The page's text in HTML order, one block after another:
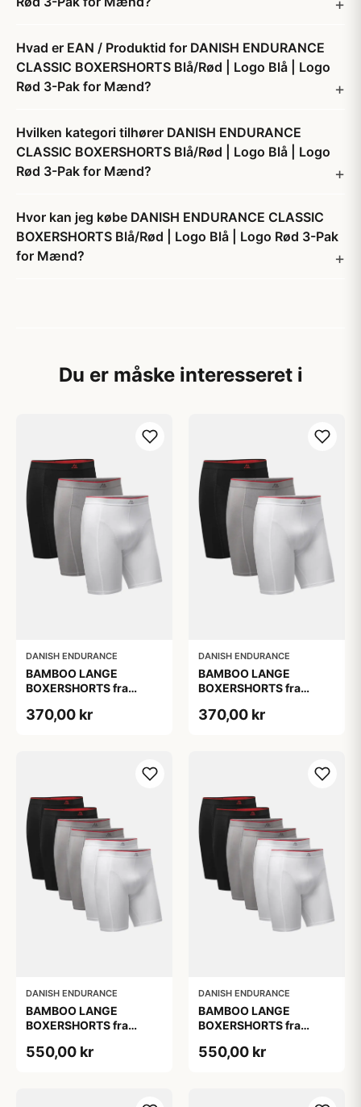
Hvad er EAN / Produktid for DANISH ENDURANCE
CLASSIC BOXERSHORTS Blå/Rød | Logo Blå | Logo
Rød 3-Pak for Mænd?
Hvilken kategori tilhører DANISH ENDURANCE
CLASSIC BOXERSHORTS Blå/Rød | Logo Blå | Logo
Rød 3-Pak for Mænd?
Hvor kan jeg købe DANISH ENDURANCE CLASSIC
BOXERSHORTS Blå/Rød | Logo Blå | Logo Rød 3-Pak
for Mænd?
Du er måske interesseret i
DANISH ENDURANCE
BAMBOO LANGE
BOXERSHORTS fra
Sort/Rød | Grå | Hvid 3-
370,00 kr
DANISH ENDURANCE
BAMBOO LANGE
BOXERSHORTS fra
Sort/Rød | Grå | Hvid 3-
370,00 kr
DANISH ENDURANCE
BAMBOO LANGE
BOXERSHORTS fra
Sort/Rød | Grå | Hvid 6-
550,00 kr
DANISH ENDURANCE
BAMBOO LANGE
BOXERSHORTS fra
Sort/Rød | Grå | Hvid 6-
550,00 kr